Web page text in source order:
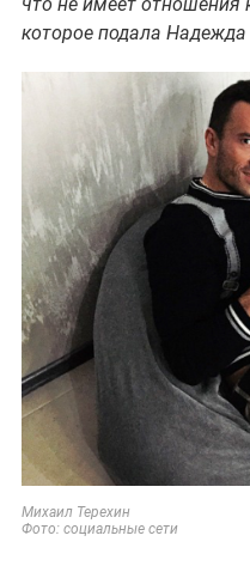
которое подала Надежда
Михаил Терехин
Фото: социальные сети